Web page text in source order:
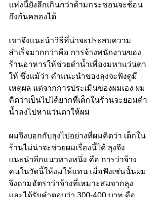
แห่งนี้ยังลึกเกินกว่าด้ามกระชอนจะช้อน
ถึงก้นคลองได้
เขาจึงแนะนำวิธีที่น่าจะประสบความ
สำเร็จมากกว่าคือ การจ้างพนักงานของ
ร้านอาหารให้ช่วยดำน้ำเพื่องมหาแว่นตา
ให้ ซึ่งแม้ว่า คำแนะนำของลุงจะฟังดูมี
เหตุผล แต่จากการประเมินของผมเอง ผม
คิดว่าเป็นไปได้ยากที่เด็กในร้านจะยอมดำ
น้ำลงไปหาแว่นตาให้ผม
ผมจึงบอกกับลุงไปอย่างที่ผมคิดว่า เด็กใน
ร้านไม่น่าจะช่วยผมเรื่องนี้ได้ ลุงจึง
แนะนำอีกแนวทางหนึ่ง คือ การว่าจ้าง
คนในวัดนี้ให้งมให้แทน เมื่อฟังเช่นนั้นผม
จึงถามอัตราว่าจ้างที่เหมาะสมจากลุง